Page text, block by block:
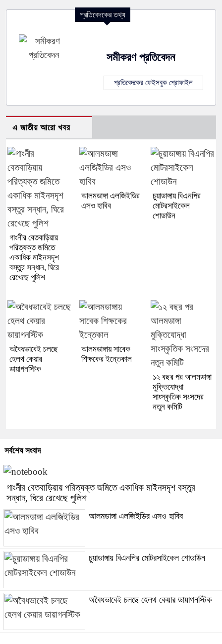
প্রতিবেদকের তথ্য
সমীকরণ প্রতিবেদন
প্রতিবেদকের ফেইসবুক প্রোফাইল
এ জাতীয় আরো খবর
গাংনীর বেতবাড়িয়ায়
পরিত্যক্ত জমিতে
একাধিক মাইনসদৃশ
বস্তুর সন্ধান, ঘিরে
রেখেছে পুলিশ
আলমডাঙ্গা এলজিইডির
এসও হাবিব
চুয়াডাঙ্গায় বিএনপির
মোটরসাইকেল
শোডাউন
অবৈধভাবেই চলছে
হেলথ কেয়ার
ডায়াগনস্টিক
আলমডাঙ্গায় সাবেক
শিক্ষকের ইন্তেকাল
১২ বছর পর আলমডাঙ্গা
মুক্তিযোদ্ধা
সাংস্কৃতিক সংসদের
নতুন কমিটি
সর্বশেষ সংবাদ
গাংনীর বেতবাড়িয়ায় পরিত্যক্ত জমিতে একাধিক মাইনসদৃশ বস্তুর
সন্ধান, ঘিরে রেখেছে পুলিশ
আলমডাঙ্গা এলজিইডির এসও হাবিব
চুয়াডাঙ্গায় বিএনপির মোটরসাইকেল শোডাউন
অবৈধভাবেই চলছে হেলথ কেয়ার ডায়াগনস্টিক